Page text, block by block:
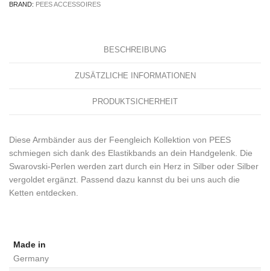
BRAND: PEES ACCESSOIRES
BESCHREIBUNG
ZUSÄTZLICHE INFORMATIONEN
PRODUKTSICHERHEIT
Diese Armbänder aus der Feengleich Kollektion von PEES
schmiegen sich dank des Elastikbands an dein Handgelenk. Die
Swarovski-Perlen werden zart durch ein Herz in Silber oder Silber
vergoldet ergänzt. Passend dazu kannst du bei uns auch die
Ketten entdecken.
Made in
Germany